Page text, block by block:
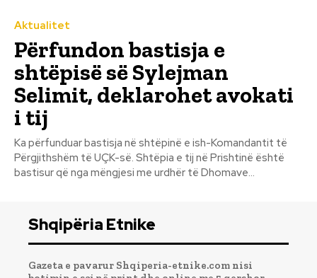
Aktualitet
Përfundon bastisja e
shtëpisë së Sylejman
Selimit, deklarohet avokati
i tij
Ka përfunduar bastisja në shtëpinë e ish-Komandantit të
Përgjithshëm të UÇK-së. Shtëpia e tij në Prishtinë është
bastisur që nga mëngjesi me urdhër të Dhomave...
Shqipëria Etnike
Gazeta e pavarur Shqiperia-etnike.com nisi